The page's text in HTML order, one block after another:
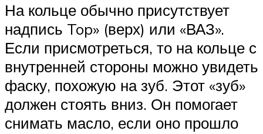
На кольце обычно присутствует
надпись Top» (верх) или «ВАЗ».
Если присмотреться, то на кольце с
внутренней стороны можно увидеть
фаску, похожую на зуб. Этот «зуб»
должен стоять вниз. Он помогает
снимать масло, если оно прошло